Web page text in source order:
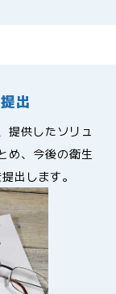
出
提供したソリュ
め、今後の衛生
出します。